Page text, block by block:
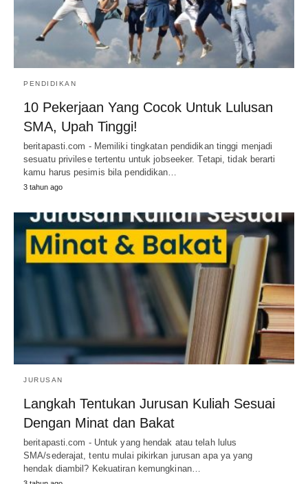
PENDIDIKAN
10 Pekerjaan Yang Cocok Untuk Lulusan
SMA, Upah Tinggi!
beritapasti.com - Memiliki tingkatan pendidikan tinggi menjadi
sesuatu privilese tertentu untuk jobseeker. Tetapi, tidak berarti
kamu harus pesimis bila pendidikan…
3 tahun ago
JURUSAN
Langkah Tentukan Jurusan Kuliah Sesuai
Dengan Minat dan Bakat
beritapasti.com - Untuk yang hendak atau telah lulus
SMA/sederajat, tentu mulai pikirkan jurusan apa ya yang
hendak diambil? Kekuatiran kemungkinan…